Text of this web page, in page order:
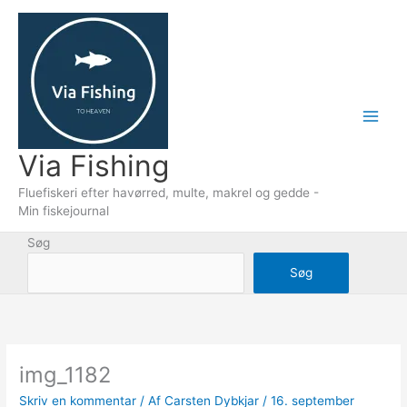
indholdet
Via Fishing
Fluefiskeri efter havørred, multe, makrel og gedde -
Min fiskejournal
Søg
Søg
img_1182
Skriv en kommentar / AfCarsten Dybkjar /16. september